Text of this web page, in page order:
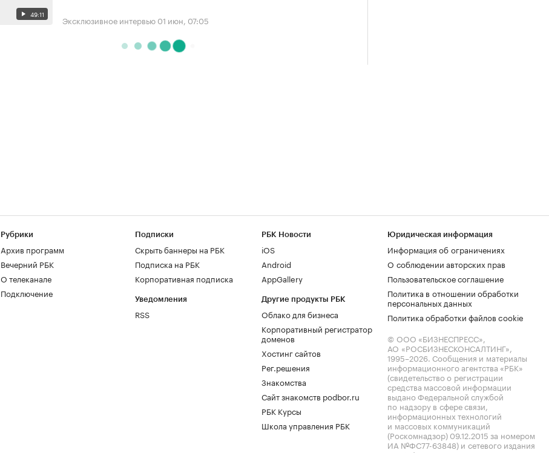
49:11 Эксклюзивное интервью 01 июн, 07:05
Рубрики
Архив программ
Вечерний РБК
О телеканале
Подключение
Подписки
Скрыть баннеры на РБК
Подписка на РБК
Корпоративная подписка
Уведомления
RSS
РБК Новости
iOS
Android
AppGallery
Другие продукты РБК
Облако для бизнеса
Корпоративный регистратор
доменов
Хостинг сайтов
Рег.решения
Знакомства
Сайт знакомств podbor.ru
РБК Курсы
Школа управления РБК
Юридическая информация
Информация об ограничениях
О соблюдении авторских прав
Пользовательское соглашение
Политика в отношении обработки
персональных данных
Политика обработки файлов cookie
© ООО «БИЗНЕСПРЕСС»,
АО «РОСБИЗНЕСКОНСАЛТИНГ»,
1995–2026. Сообщения и материалы
информационного агентства «РБК»
(свидетельство о регистрации
средства массовой информации
выдано Федеральной службой
по надзору в сфере связи,
информационных технологий
и массовых коммуникаций
(Роскомнадзор) 09.12.2015 за номером
ИА №ФС77-63848) и сетевого издания